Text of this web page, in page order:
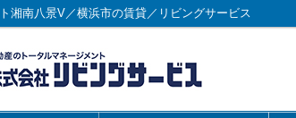
湘南八景V／横浜市の賃貸／リビングサービス